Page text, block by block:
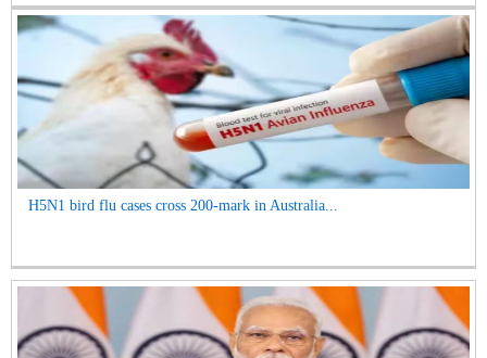
H5N1 bird flu cases cross 200-mark in Australia...